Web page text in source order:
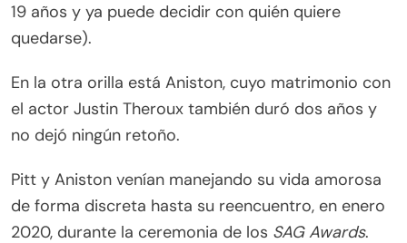
19 años y ya puede decidir con quién quiere
quedarse).
En la otra orilla está Aniston, cuyo matrimonio con
el actor Justin Theroux también duró dos años y
no dejó ningún retoño.
Pitt y Aniston venían manejando su vida amorosa
de forma discreta hasta su reencuentro, en enero
2020, durante la ceremonia de los SAG Awards.